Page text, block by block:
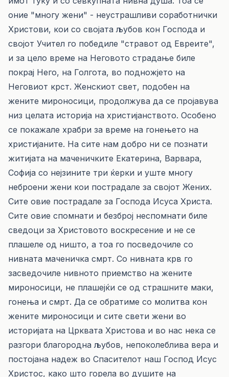
оние "многу жени" - неустрашливи соработнички
Христови, кои со својата љубов кон Господа и
својот Учител го победиле "стравот од Евреите",
и за цело време на Неговото страдање биле
покрај Него, на Голгота, во подножјето на
Неговиот крст. Женскиот свет, подобен на
жените мироносици, продолжува да се пројавува
низ целата историја на христијанството. Особено
се покажале храбри за време на гонењето на
христијаните. На сите нам добро ни се познати
житијата на маченичките Екатерина, Варвара,
Софија со нејзините три ќерки и уште многу
неброени жени кои пострадале за својот Жених.
Сите овие пострадале за Господа Исуса Христа.
Сите овие спомнати и безброј неспомнати биле
сведоци за Христовото воскресение и не се
плашеле од ништо, а тоа го посведочиле со
нивната маченичка смрт. Со нивната крв го
засведочиле нивното приемство на жените
мироносици, не плашејќи се од страшните маки,
гонења и смрт. Да се обратиме со молитва кон
жените мироносици и сите свети жени во
историјата на Црквата Христова и во нас нека се
разгори благородна љубов, непоколеблива вера и
постојана надеж во Спасителот наш Господ Исус
Христос, како што горела во душите на